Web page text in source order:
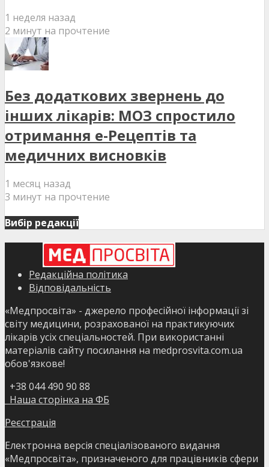
1 неделя назад
2 минут на прочтение
Без додаткових звернень до
інших лікарів: МОЗ спростило
отримання е-Рецептів та
медичних висновків
1 месяц назад
3 минут на прочтение
Вибір редакції
Редакційна політика
Відповідальність
«Медпросвіта» - джерело професійної інформації зі
світу медицини, розрахованої на практикуючих
лікарів усіх спеціальностей. При використанні
матеріалів сайту посилання на medprosvita.com.ua
обов'язкове!
+38 044 490 90 88
Наша сторінка на ФБ
Реєстрація
Електронна версія спеціалізованого видання
«Медпросвіта», призначеного для працівників сфери